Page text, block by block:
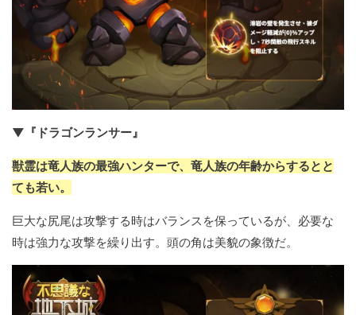
▼『ドラゴンランサー』
獣霊は竜人族の最強ハンターで、竜人族の年齢からするとと
ても若い。
巨大な尻尾は攻撃する時はバランスを保っているが、必要な
時は強力な攻撃を繰り出す。頭の角は美貌の象徴だ。